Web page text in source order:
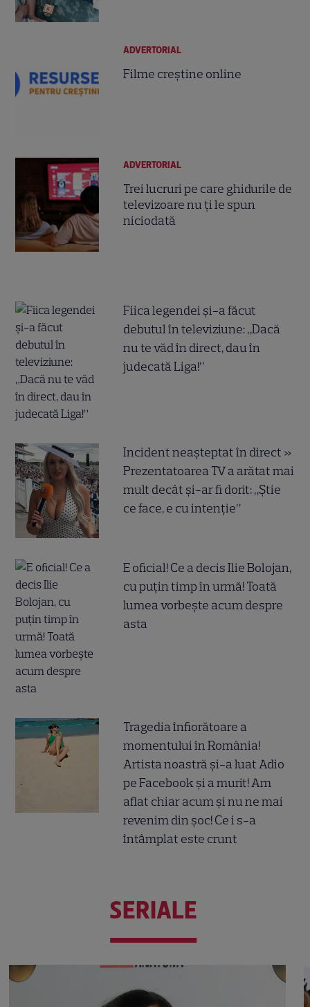
ADVERTORIAL
Filme creștine online
ADVERTORIAL
Trei lucruri pe care ghidurile de
televizoare nu ți le spun
niciodată
Fiica legendei și-a făcut
debutul în televiziune: „Dacă
nu te văd în direct, dau în
judecată Liga!”
Incident neașteptat în direct »
Prezentatoarea TV a arătat mai
mult decât și-ar fi dorit: „Știe
ce face, e cu intenție”
E oficial! Ce a decis Ilie Bolojan,
cu puțin timp în urmă! Toată
lumea vorbește acum despre
asta
Tragedia înfiorătoare a
momentului în România!
Artista noastră și-a luat Adio
pe Facebook și a murit! Am
aflat chiar acum și nu ne mai
revenim din șoc! Ce i s-a
întâmplat este crunt
SERIALE